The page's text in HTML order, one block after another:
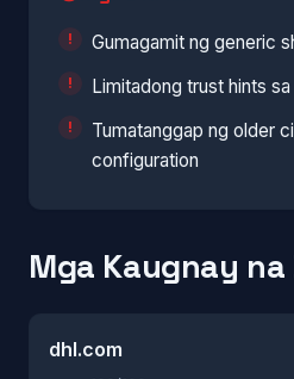
Gumagamit ng generic
Limitadong trust hints
Tumatanggap ng older
configuration
Mga Kaugnay na
dhl.com